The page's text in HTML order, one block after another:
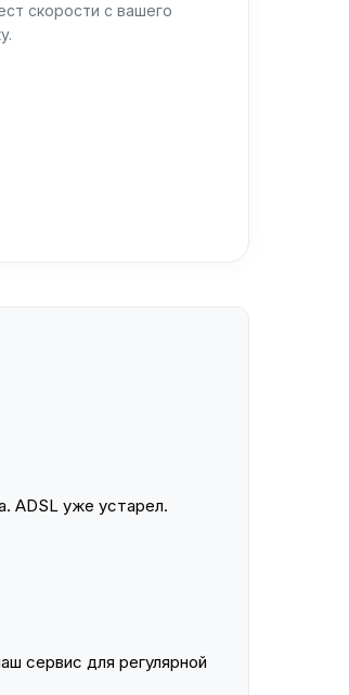
скорости с вашего
ADSL уже устарел.
сервис для регулярной